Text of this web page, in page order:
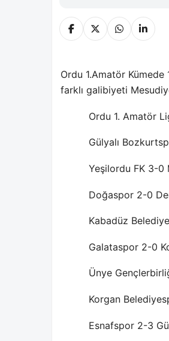
Ordu 1.Amatör Kümede
farklı galibiyeti
Ordu 1. Amatör
Gülyalı
Yeşilordu FK 3-0
Doğaspor 2-0
Kabadüz
Galataspor 2-0
Ünye
Korgan
Esnafspor 2-3